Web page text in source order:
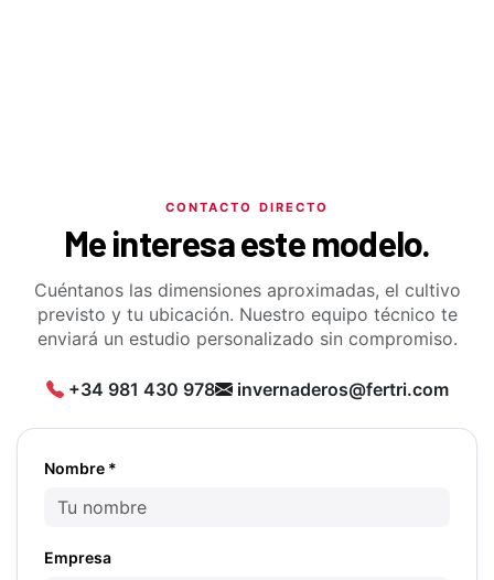
CONTACTO DIRECTO
Me interesa este modelo.
Cuéntanos las dimensiones aproximadas, el cultivo
previsto y tu ubicación. Nuestro equipo técnico te
enviará un estudio personalizado sin compromiso.
+34 981 430 978 invernaderos@fertri.com
Nombre *
Empresa